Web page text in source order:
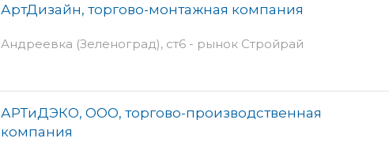
АртДизайн, торгово-монтажная компания
Андреевка (Зеленоград), ст6 - рынок Стройрай
АРТиДЭКО, ООО, торгово-производственная
компания